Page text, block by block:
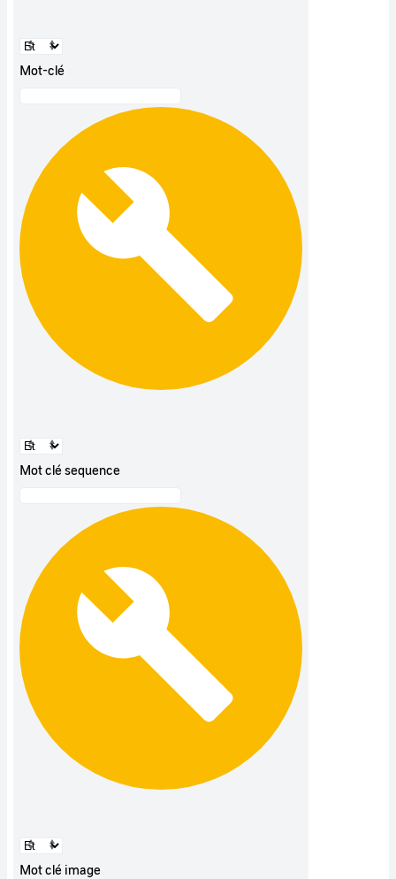
Mot-clé
Mot clé sequence
Mot clé image